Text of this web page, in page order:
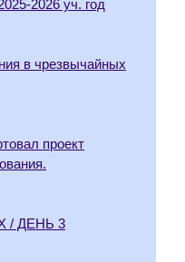
2026 уч. год
в чрезвычайных
проект
/ ДЕНЬ 3